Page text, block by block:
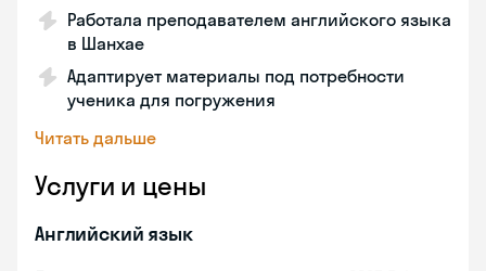
Работала преподавателем английского языка
в Шанхае
Адаптирует материалы под потребности
ученика для погружения
Читать дальше
Услуги и цены
Английский язык